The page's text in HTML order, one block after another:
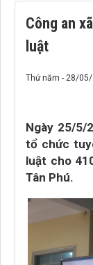
Công an
luật
Thứ năm - 28/
Ngày 25/5/
tổ chức
luật cho
Tân Phú.